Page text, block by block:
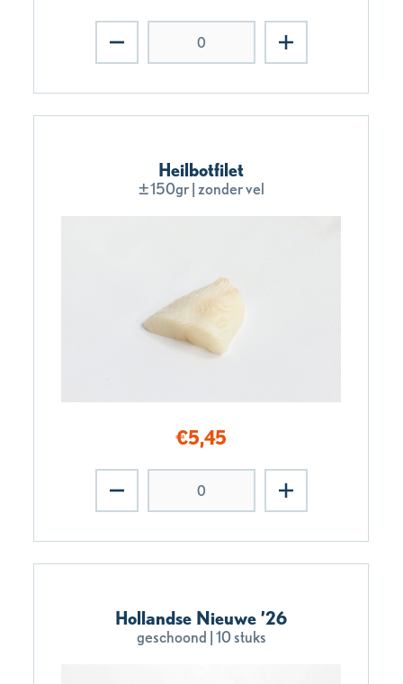
Heilbotfilet
±150gr | zonder vel
€5,45
Hollandse Nieuwe ’26
geschoond | 10 stuks